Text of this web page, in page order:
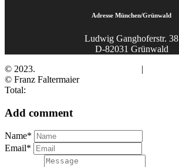
Adresse München/Grünwald
Ludwig Ganghoferstr. 38
D-82031 Grünwald
© 2023.
|
© Franz Faltermaier
Total:
Add comment
Name*
Email*